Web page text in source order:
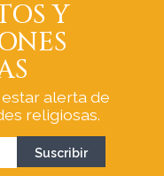
Y
alerta de
religiosas.